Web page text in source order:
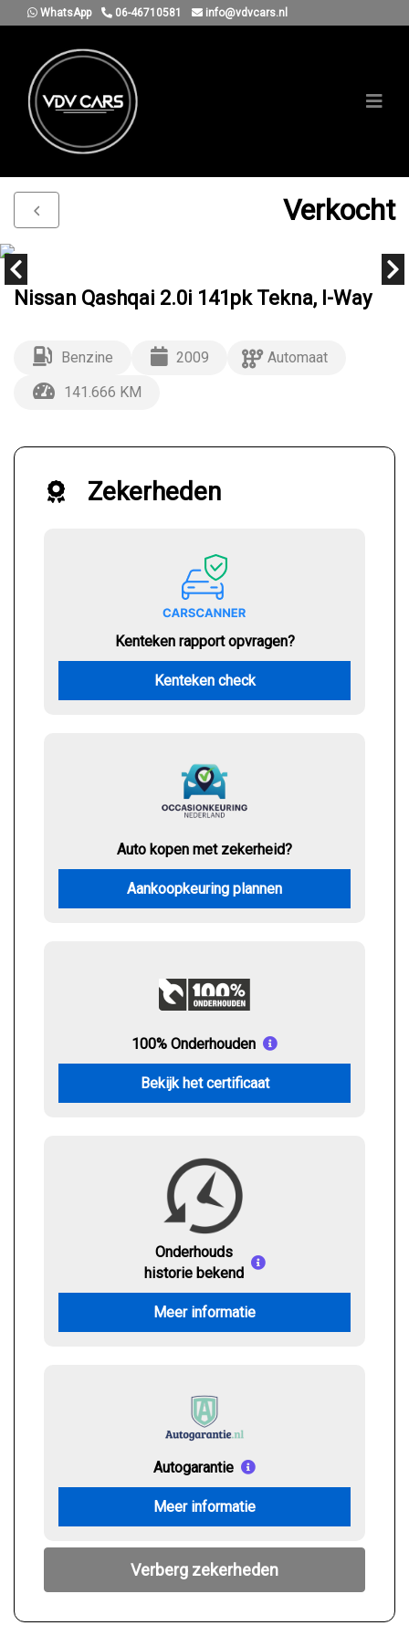
WhatsApp 06-46710581 info@vdvcars.nl
Verkocht
Nissan Qashqai 2.0i 141pk Tekna, I-Way
Benzine 2009
Automaat
141.666 KM
Zekerheden
Kenteken rapport opvragen?
Kenteken check
Auto kopen met zekerheid?
Aankoopkeuring plannen
100% Onderhouden
Bekijk het certificaat
Onderhouds
historie bekend
Meer informatie
Autogarantie
Meer informatie
Verberg zekerheden